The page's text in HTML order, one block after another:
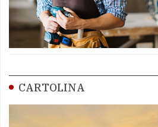
CARTOLINA